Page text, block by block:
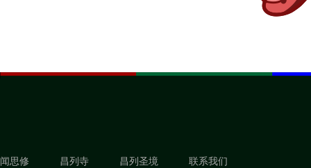
闻思修 昌列寺 昌列圣境 联系我们